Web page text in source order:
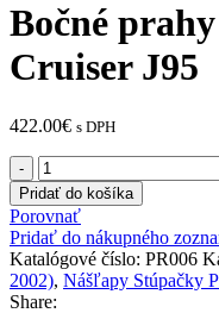
Bočné
Cruiser J95
422.00€ s DPH
množstvo
Bočné
prahy
Toyota
Land
Cruiser
J95
Pridať do košíka
Porovnať
Pridať do nákupného
Katalógové číslo: PR006
2002), Nášľapy Stúpačky
Share: